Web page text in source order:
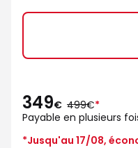
349€ au
lieu
de
499€*
Payable en plusieurs
*Jusqu'au 17/08,